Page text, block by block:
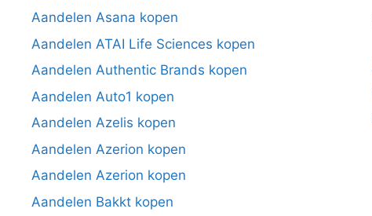
Aandelen Asana kopen
Aandelen ATAI Life Sciences kopen
Aandelen Authentic Brands kopen
Aandelen Auto1 kopen
Aandelen Azelis kopen
Aandelen Azerion kopen
Aandelen Azerion kopen
Aandelen Bakkt kopen